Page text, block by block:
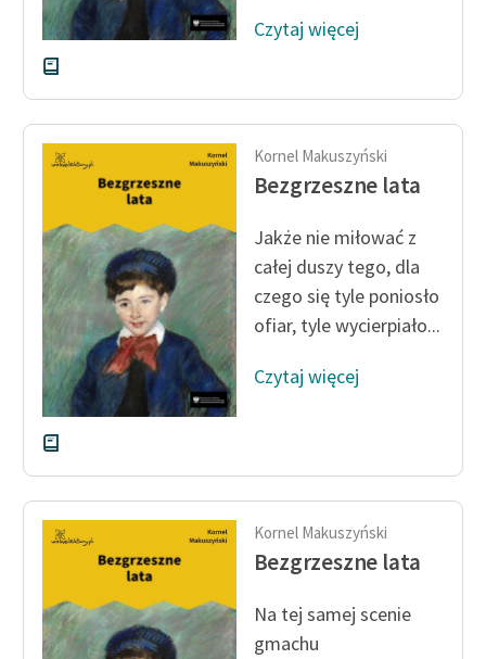
Czytaj więcej
Kornel Makuszyński
Bezgrzeszne lata
Jakże nie miłować z
całej duszy tego, dla
czego się tyle poniosło
ofiar, tyle wycierpiało...
Czytaj więcej
Kornel Makuszyński
Bezgrzeszne lata
Na tej samej scenie
gmachu